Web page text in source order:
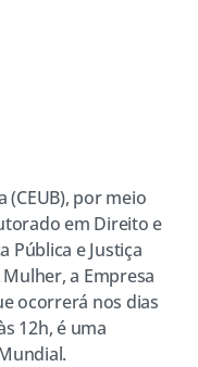
(CEUB), por meio
em Direito e
Pública e Justiça
a Empresa
ocorrerá nos dias
12h, é uma